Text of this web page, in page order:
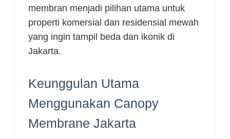
membran menjadi pilihan utama untuk
properti komersial dan residensial mewah
yang ingin tampil beda dan ikonik di
Jakarta.
Keunggulan Utama
Menggunakan Canopy
Membrane Jakarta